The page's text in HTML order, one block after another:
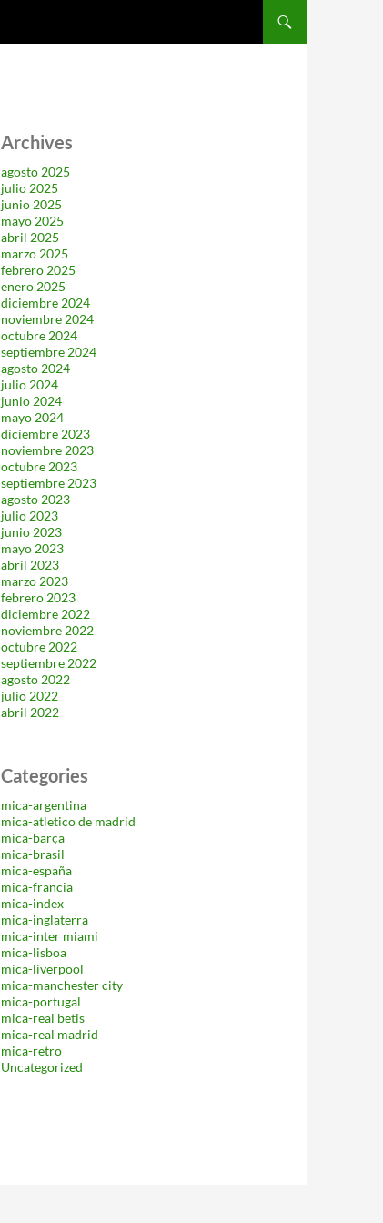
Archives
agosto 2025
julio 2025
junio 2025
mayo 2025
abril 2025
marzo 2025
febrero 2025
enero 2025
diciembre 2024
noviembre 2024
octubre 2024
septiembre 2024
agosto 2024
julio 2024
junio 2024
mayo 2024
diciembre 2023
noviembre 2023
octubre 2023
septiembre 2023
agosto 2023
julio 2023
junio 2023
mayo 2023
abril 2023
marzo 2023
febrero 2023
diciembre 2022
noviembre 2022
octubre 2022
septiembre 2022
agosto 2022
julio 2022
abril 2022
Categories
mica-argentina
mica-atletico de madrid
mica-barça
mica-brasil
mica-españa
mica-francia
mica-index
mica-inglaterra
mica-inter miami
mica-lisboa
mica-liverpool
mica-manchester city
mica-portugal
mica-real betis
mica-real madrid
mica-retro
Uncategorized